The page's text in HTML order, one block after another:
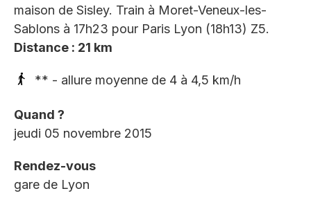
maison de Sisley. Train à Moret-Veneux-les-
Sablons à 17h23 pour Paris Lyon (18h13) Z5.
Distance : 21 km
** - allure moyenne de 4 à 4,5 km/h
Quand ?
jeudi 05 novembre 2015
Rendez-vous
gare de Lyon